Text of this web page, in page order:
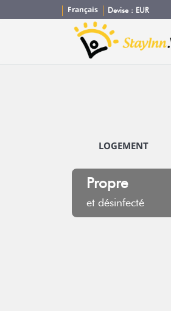
Français Devise : EUR
LOGEMENT
Propre
et désinfecté